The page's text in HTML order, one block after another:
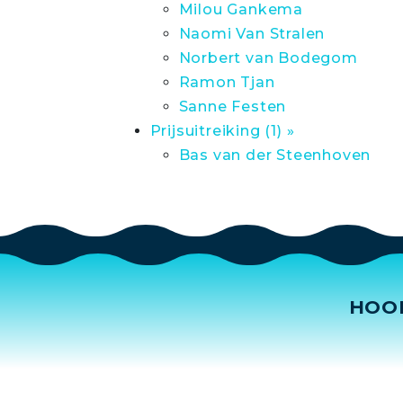
Milou Gankema
Naomi Van Stralen
Norbert van Bodegom
Ramon Tjan
Sanne Festen
Prijsuitreiking (1) »
Bas van der Steenhoven